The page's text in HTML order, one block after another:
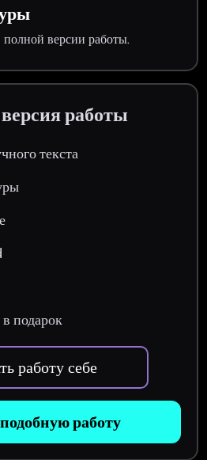
версии работы.
работы
текста
подарок
работу себе
работу